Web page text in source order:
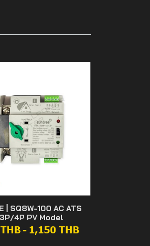
| SQ8W-100 AC ATS
4P PV Model
- 1,150 THB